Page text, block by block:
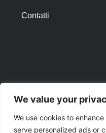
We value your
We use cookies to
serve personalized ads or
Contatti
Privacy Policy